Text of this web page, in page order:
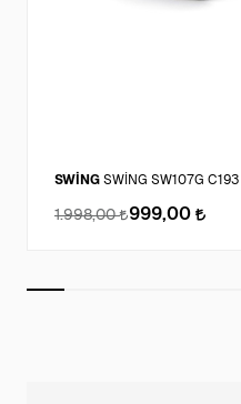
SWİNG SWİNG SW107G
1.998,00 999,00